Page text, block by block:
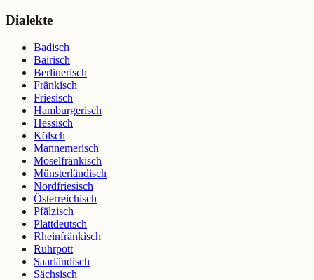
Dialekte
Badisch
Bairisch
Berlinerisch
Fränkisch
Friesisch
Hamburgerisch
Hessisch
Kölsch
Mannemerisch
Moselfränkisch
Münsterländisch
Nordfriesisch
Österreichisch
Pfälzisch
Plattdeutsch
Rheinfränkisch
Ruhrpott
Saarländisch
Sächsisch